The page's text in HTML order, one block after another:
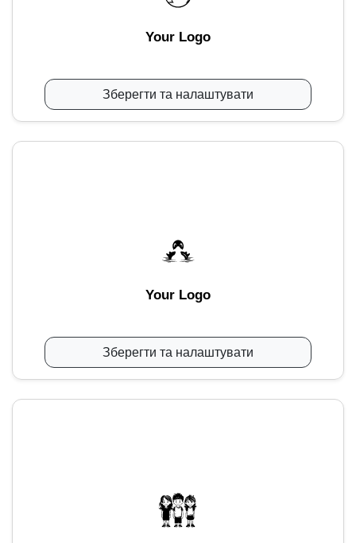
Your Logo
Зберегти та налаштувати
Your Logo
Зберегти та налаштувати